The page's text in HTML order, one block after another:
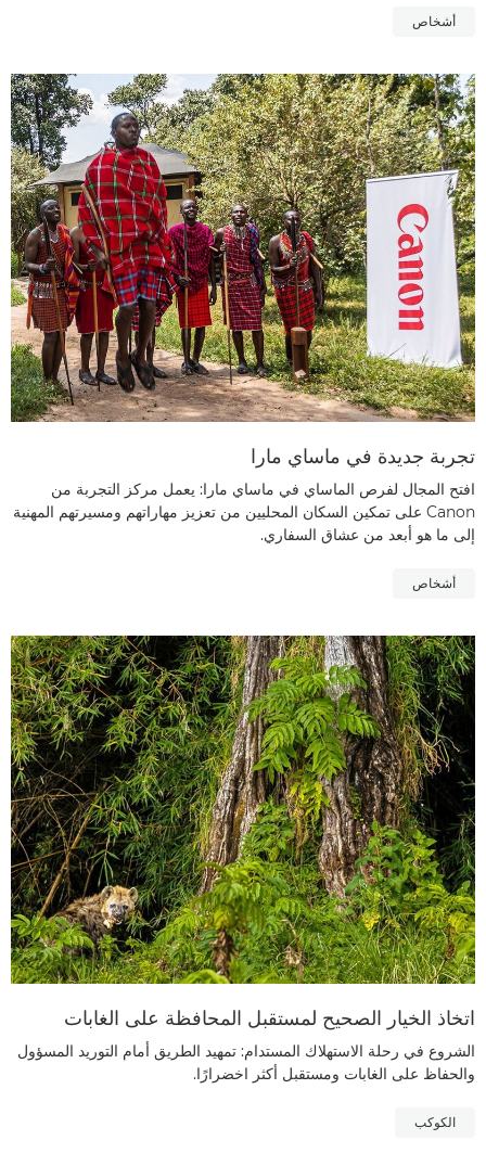
أشخاص
تجربة جديدة في ماساي مارا
افتح المجال لفرص الماساي في ماساي مارا: يعمل مركز التجربة من
Canon على تمكين السكان المحليين من تعزيز مهاراتهم ومسيرتهم المهنية
إلى ما هو أبعد من عشاق السفاري.
أشخاص
اتخاذ الخيار الصحيح لمستقبل المحافظة على الغابات
الشروع في رحلة الاستهلاك المستدام: تمهيد الطريق أمام التوريد المسؤول
والحفاظ على الغابات ومستقبل أكثر اخضرارًا.
الكوكب